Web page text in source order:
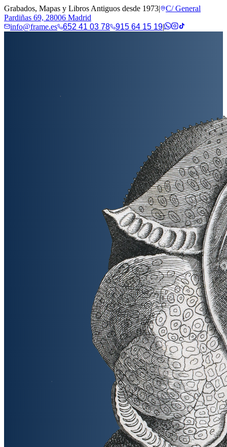
Grabados, Mapas y Libros Antiguos desde 1973|
C/ General
Pardiñas 69, 28006 Madrid
info@frame.es
652 41 03 78 915 64 15 19|